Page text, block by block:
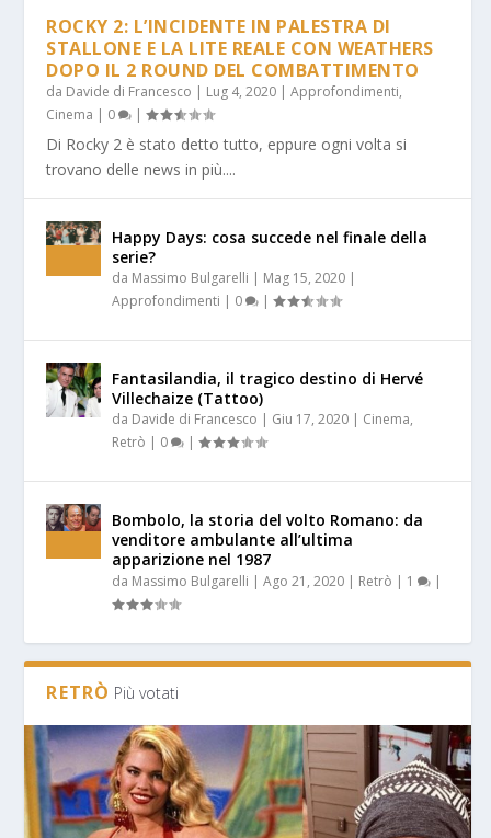
ROCKY 2: L’INCIDENTE IN PALESTRA DI
STALLONE E LA LITE REALE CON WEATHERS
DOPO IL 2 ROUND DEL COMBATTIMENTO
da Davide di Francesco | Lug 4, 2020 |Approfondimenti,
Cinema | 0 |
Di Rocky 2 è stato detto tutto, eppure ogni volta si
trovano delle news in più....
Happy Days: cosa succede nel finale della
serie?
da Massimo Bulgarelli | Mag 15, 2020 |
Approfondimenti | 0 |
Fantasilandia, il tragico destino di Hervé
Villechaize (Tattoo)
da Davide di Francesco | Giu 17, 2020 | Cinema,
Retrò | 0 |
Bombolo, la storia del volto Romano: da
venditore ambulante all’ultima
apparizione nel 1987
da Massimo Bulgarelli |Ago 21, 2020 | Retrò | 1 |
RETRÒ Più votati